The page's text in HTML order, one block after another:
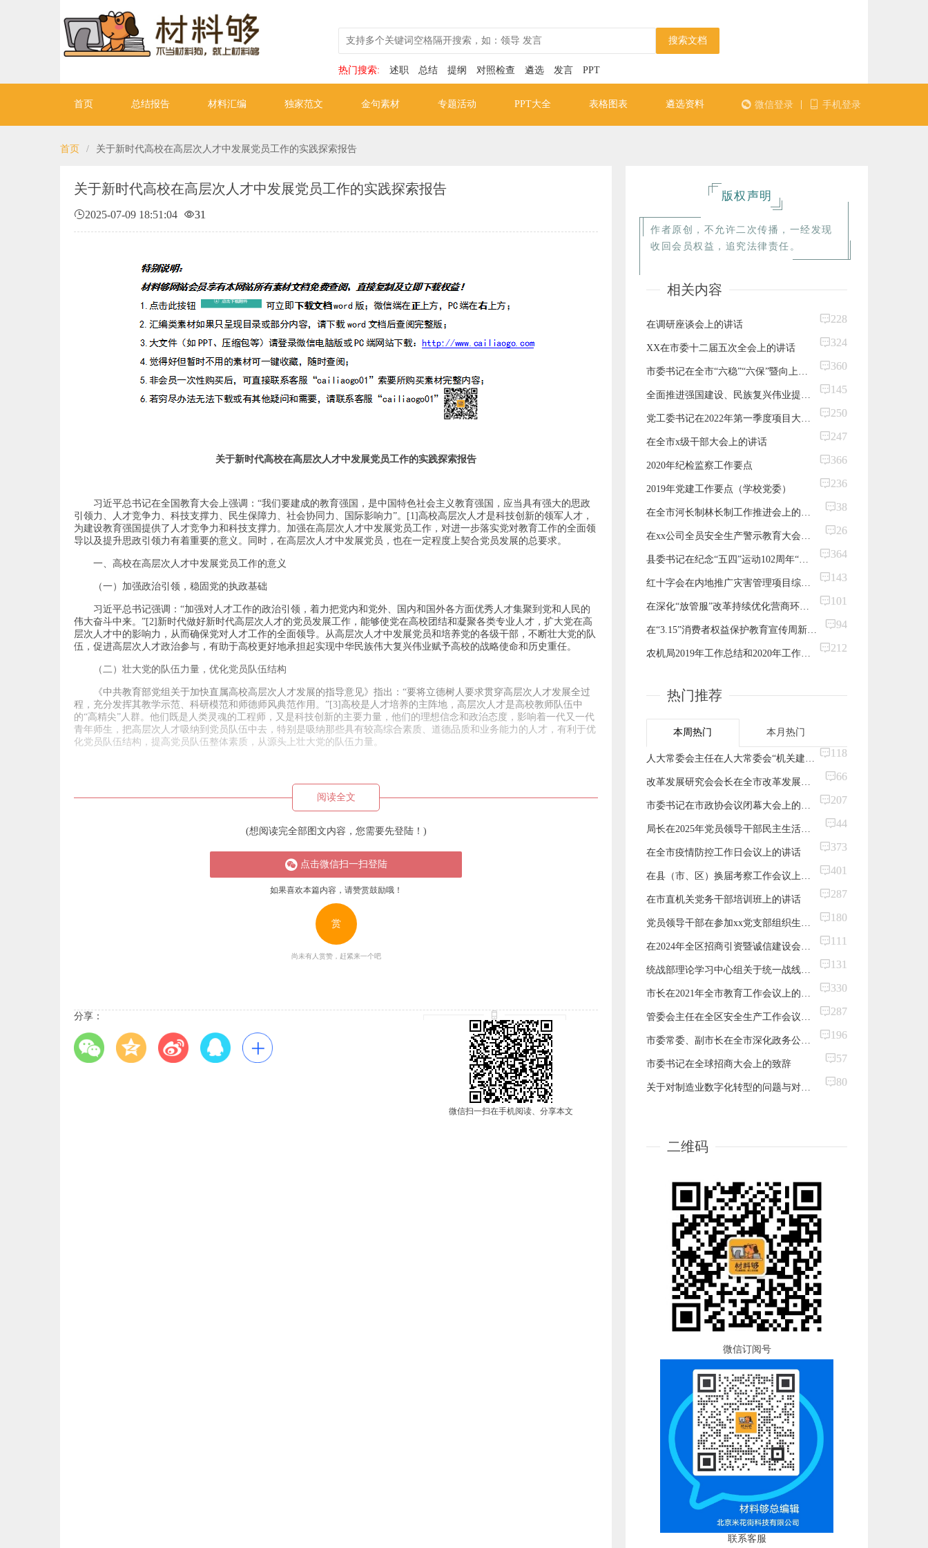
搜索文档
热门搜索: 述职 总结 提纲 对照检查 遴选 发言 PPT
首页 总结报告 材料汇编 独家范文 金句素材 专题活动 PPT大全 表格图表 遴选资料 微信登录 手机登录
首页 / 关于新时代高校在高层次人才中发展党员工作的实践探索报告
关于新时代高校在高层次人才中发展党员工作的实践探索报告
2025-07-09 18:51:04 31
关于新时代高校在高层次人才中发展党员工作的实践探索报告
习近平总书记在全国教育大会上强调：“我们要建成的教育强国，是中国特色社会主义教育强国，应当具有强大的思政
引领力、人才竞争力、科技支撑力、民生保障力、社会协同力、国际影响力”。[1]高校高层次人才是科技创新的领军人才，
为建设教育强国提供了人才竞争力和科技支撑力。加强在高层次人才中发展党员工作，对进一步落实党对教育工作的全面领
导以及提升思政引领力有着重要的意义。同时，在高层次人才中发展党员，也在一定程度上契合党员发展的总要求。
一、高校在高层次人才中发展党员工作的意义
（一）加强政治引领，稳固党的执政基础
习近平总书记强调：“加强对人才工作的政治引领，着力把党内和党外、国内和国外各方面优秀人才集聚到党和人民的
伟大奋斗中来。”[2]新时代做好新时代高层次人才的党员发展工作，能够使党在高校团结和凝聚各类专业人才，扩大党在高
层次人才中的影响力，从而确保党对人才工作的全面领导。从高层次人才中发展党员和培养党的各级干部，不断壮大党的队
伍，促进高层次人才政治参与，有助于高校更好地承担起实现中华民族伟大复兴伟业赋予高校的战略使命和历史重任。
（二）壮大党的队伍力量，优化党员队伍结构
《中共教育部党组关于加快直属高校高层次人才发展的指导意见》指出：“要将立德树人要求贯穿高层次人才发展全过
程，充分发挥其教学示范、科研模范和师德师风典范作用。”[3]高校是人才培养的主阵地，高层次人才是高校教师队伍中
的“高精尖”人群。他们既是人类灵魂的工程师，又是科技创新的主要力量，他们的理想信念和政治态度，影响着一代又一代
青年师生，把高层次人才吸纳到党员队伍中去，特别是吸纳那些具有较高综合素质、道德品质和业务能力的人才，有利于优
化党员队伍结构，提高党员队伍整体素质，从源头上壮大党的队伍力量。
阅读全文
(想阅读完全部图文内容，您需要先登陆！)
点击微信扫一扫登陆
如果喜欢本篇内容，请赞赏鼓励哦！
赏
尚未有人赏赞，赶紧来一个吧
分享：
微信扫一扫在手机阅读、分享本文
版权声明
作者原创，不允许二次传播，一经发现
收回会员权益，追究法律责任。
相关内容
在调研座谈会上的讲话
228
XX在市委十二届五次全会上的讲话
324
360
145
250
在全市x级干部大会上的讲话
247
2020年纪检监察工作要点
366
2019年党建工作要点（学校党委）
236
38
26
364
143
101
94
212
热门推荐
本周热门 本月热门
118
66
207
44
在全市疫情防控工作日会议上的讲话
373
401
在市直机关党务干部培训班上的讲话
287
180
111
131
330
287
196
市委书记在全球招商大会上的致辞
57
80
二维码
微信订阅号
联系客服